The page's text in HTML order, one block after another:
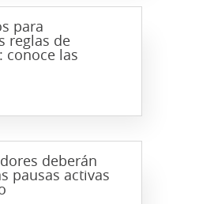
para
reglas de
conoce las
deberán
pausas activas